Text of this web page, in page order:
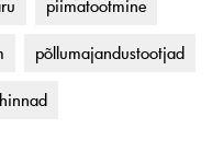
piimatootmine
põllumajandustootjad